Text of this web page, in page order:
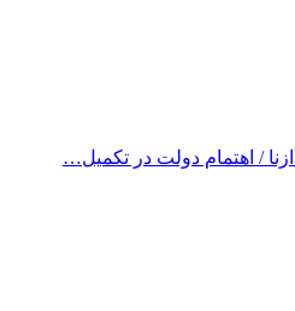
/ اهتمام‌ دولت در تکمیل…